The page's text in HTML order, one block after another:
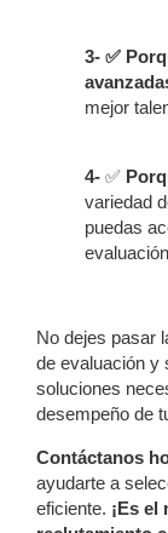
3- ✅
mejor
4- ✅
variedad
puedas
No dejes pasar
de evaluación y
soluciones
desempeño de
Contáctanos
ayudarte a
eficiente. ¡Es